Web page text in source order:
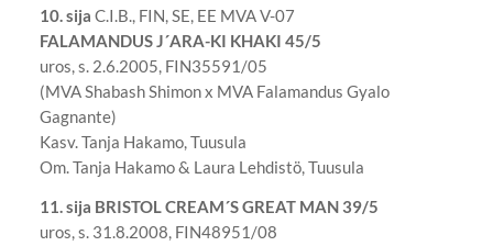
10. sija C.I.B., FIN, SE, EE MVA V-07
FALAMANDUS J´ARA-KI KHAKI 45/5
uros, s. 2.6.2005, FIN35591/05
(MVA Shabash Shimon x MVA Falamandus Gyalo
Gagnante)
Kasv. Tanja Hakamo, Tuusula
Om. Tanja Hakamo & Laura Lehdistö, Tuusula
11. sija BRISTOL CREAM´S GREAT MAN 39/5
uros, s. 31.8.2008, FIN48951/08